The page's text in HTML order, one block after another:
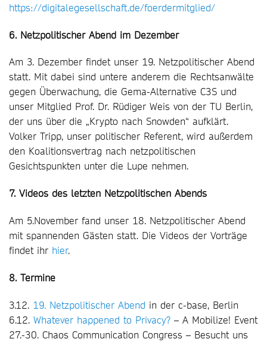
https://digitalegesellschaft.de/foerdermitglied/
6. Netzpolitischer Abend im Dezember
Am 3. Dezember findet unser 19. Netzpolitischer Abend
statt. Mit dabei sind untere anderem die Rechtsanwälte
gegen Überwachung, die Gema-Alternative C3S und
unser Mitglied Prof. Dr. Rüdiger Weis von der TU Berlin,
der uns über die „Krypto nach Snowden“ aufklärt.
Volker Tripp, unser politischer Referent, wird außerdem
den Koalitionsvertrag nach netzpolitischen
Gesichtspunkten unter die Lupe nehmen.
7. Videos des letzten Netzpolitischen Abends
Am 5.November fand unser 18. Netzpolitischer Abend
mit spannenden Gästen statt. Die Videos der Vorträge
findet ihr hier.
8. Termine
3.12. 19. Netzpolitischer Abend in der c-base, Berlin
6.12. Whatever happened to Privacy? – A Mobilize! Event
27.-30. Chaos Communication Congress – Besucht uns